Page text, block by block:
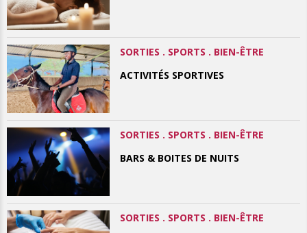
SORTIES . SPORTS . BIEN-ÊTRE
ACTIVITÉS SPORTIVES
SORTIES . SPORTS . BIEN-ÊTRE
BARS & BOITES DE NUITS
SORTIES . SPORTS . BIEN-ÊTRE